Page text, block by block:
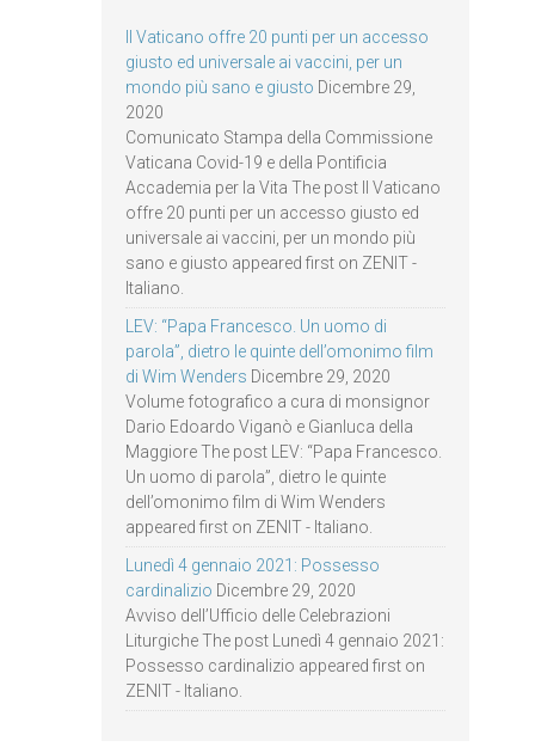
Il Vaticano offre 20 punti per un accesso
giusto ed universale ai vaccini, per un
mondo più sano e giusto Dicembre 29,
2020
Comunicato Stampa della Commissione
Vaticana Covid-19 e della Pontificia
Accademia per la Vita The post Il Vaticano
offre 20 punti per un accesso giusto ed
universale ai vaccini, per un mondo più
sano e giusto appeared first on ZENIT -
Italiano.
LEV: “Papa Francesco. Un uomo di
parola”, dietro le quinte dell’omonimo film
di Wim Wenders Dicembre 29, 2020
Volume fotografico a cura di monsignor
Dario Edoardo Viganò e Gianluca della
Maggiore The post LEV: “Papa Francesco.
Un uomo di parola”, dietro le quinte
dell’omonimo film di Wim Wenders
appeared first on ZENIT - Italiano.
Lunedì 4 gennaio 2021: Possesso
cardinalizio Dicembre 29, 2020
Avviso dell’Ufficio delle Celebrazioni
Liturgiche The post Lunedì 4 gennaio 2021:
Possesso cardinalizio appeared first on
ZENIT - Italiano.